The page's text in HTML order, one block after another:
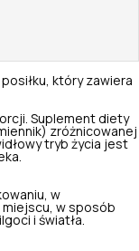
który zawiera
Suplement diety
zróżnicowanej
tryb życia jest
w
miejscu, w sposób
i światła.